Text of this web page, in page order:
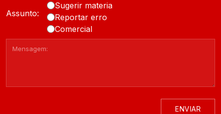
Assunto:
Sugerir materia
Reportar erro
Comercial
ENVIAR